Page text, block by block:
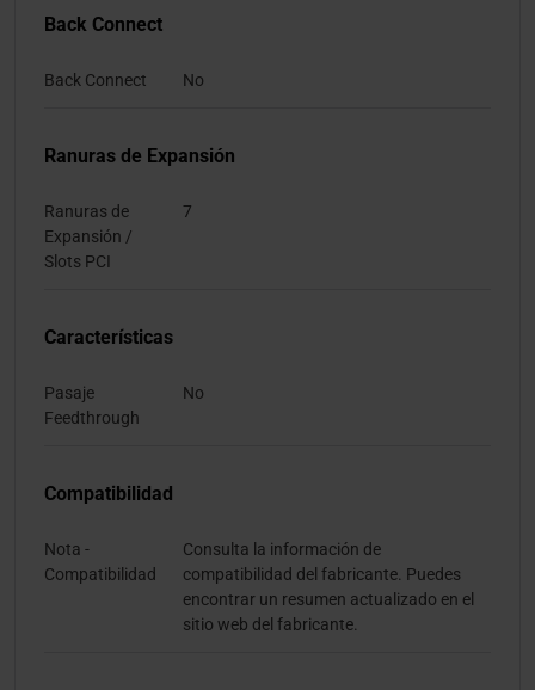
Back Connect
Back Connect No
Ranuras de Expansión
Ranuras de
Expansión /
Slots PCI
7
Características
Pasaje
Feedthrough
No
Compatibilidad
Nota -
Compatibilidad
Consulta la información de
compatibilidad del fabricante. Puedes
encontrar un resumen actualizado en el
sitio web del fabricante.